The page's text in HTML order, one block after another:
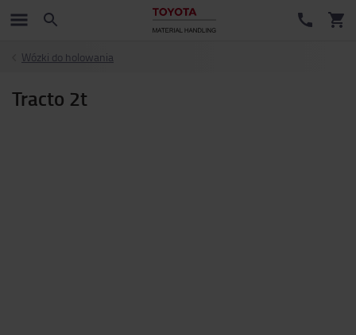
Wózki do holowania
Tracto 2t